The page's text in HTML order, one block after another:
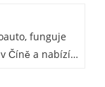
funguje
Číně a nabízí